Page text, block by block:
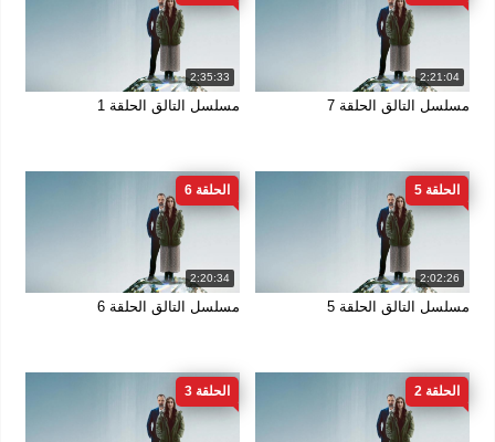
2:21:04
مسلسل التالق الحلقة 7
2:35:33
مسلسل التالق الحلقة 1
2:02:26
الحلقة 5
مسلسل التالق الحلقة 5
2:20:34
الحلقة 6
مسلسل التالق الحلقة 6
الحلقة 2 الحلقة 3